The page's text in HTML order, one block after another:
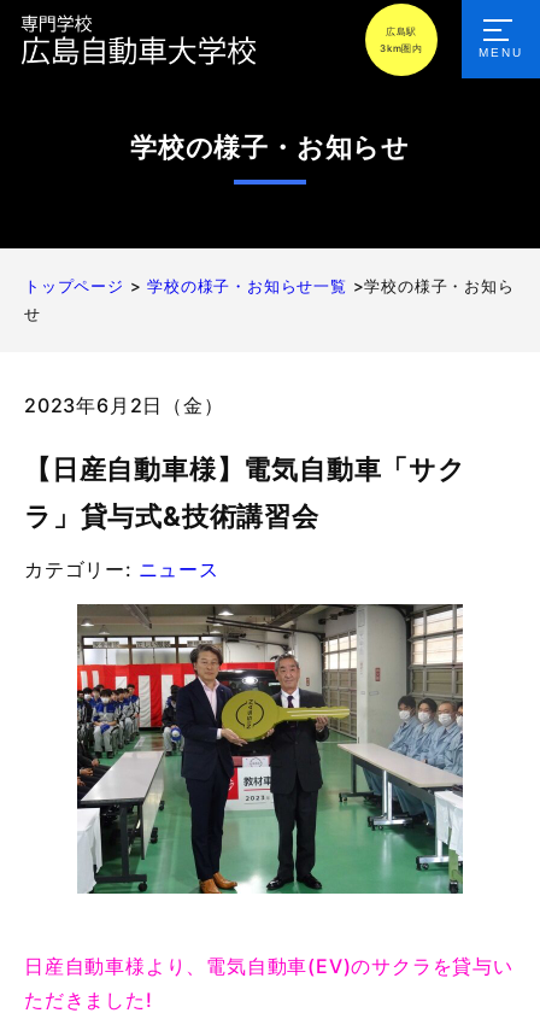
MENU
広島駅
3km圏内
学校の様子・お知らせ
トップページ >学校の様子・お知らせ一覧 >学校の様子・お知ら
せ
2023年6月2日（金）
【日産自動車様】電気自動車「サク
ラ」貸与式&技術講習会
カテゴリー: ニュース
日産自動車様より、電気自動車(EV)のサクラを貸与い
ただきました!